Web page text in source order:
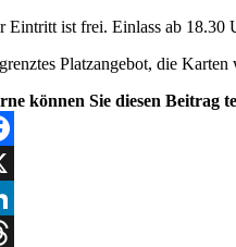
Eintritt ist frei. Einlass ab 18.30
Platzangebot, die
können Sie diesen Beitrag